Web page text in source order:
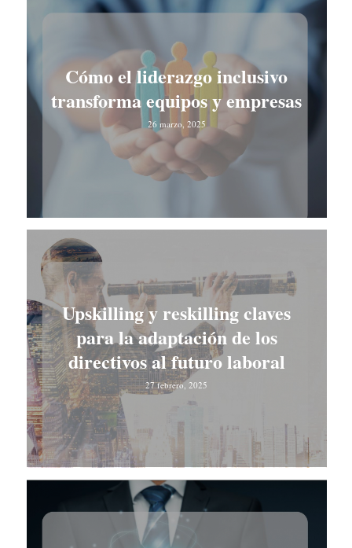
Cómo el liderazgo inclusivo
transforma equipos y empresas
26 marzo, 2025
Upskilling y reskilling claves
para la adaptación de los
directivos al futuro laboral
27 febrero, 2025